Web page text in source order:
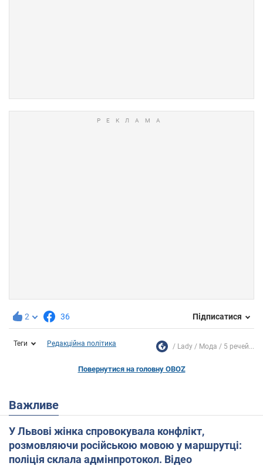
2 36 Підписатися
Теги Редакційна політика Lady Мода 5 речей...
Повернутися на головну OBOZ
Важливе
У Львові жінка спровокувала конфлікт,
розмовляючи російською мовою у маршрутці:
поліція склала адмінпротокол. Відео